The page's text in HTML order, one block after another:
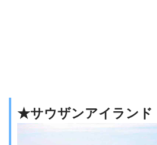
★サウザンアイランド